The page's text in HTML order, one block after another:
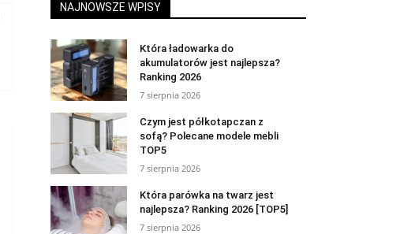
NAJNOWSZE WPISY
Która ładowarka do
akumulatorów jest najlepsza?
Ranking 2026
7 sierpnia 2026
Czym jest półkotapczan z
sofą? Polecane modele mebli
TOP5
7 sierpnia 2026
Która parówka na twarz jest
najlepsza? Ranking 2026 [TOP5]
7 sierpnia 2026